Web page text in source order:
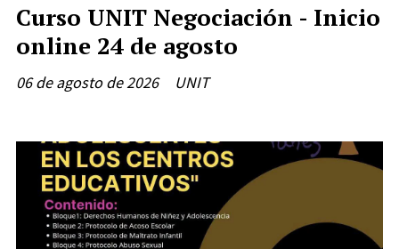
Curso UNIT Negociación - Inicio
online 24 de agosto
UNIT
06 de agosto de 2026